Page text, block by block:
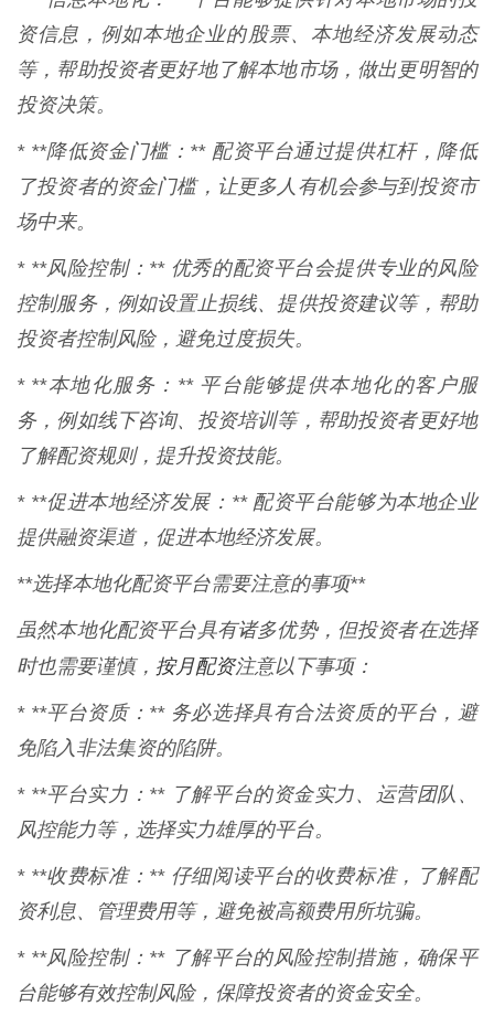
资信息，例如本地企业的股票、本地经济发展动态
等，帮助投资者更好地了解本地市场，做出更明智的
投资决策。
* **降低资金门槛：** 配资平台通过提供杠杆，降低
了投资者的资金门槛，让更多人有机会参与到投资市
场中来。
* **风险控制：** 优秀的配资平台会提供专业的风险
控制服务，例如设置止损线、提供投资建议等，帮助
投资者控制风险，避免过度损失。
* **本地化服务：** 平台能够提供本地化的客户服
务，例如线下咨询、投资培训等，帮助投资者更好地
了解配资规则，提升投资技能。
* **促进本地经济发展：** 配资平台能够为本地企业
提供融资渠道，促进本地经济发展。
**选择本地化配资平台需要注意的事项**
虽然本地化配资平台具有诸多优势，但投资者在选择
时也需要谨慎， 按月配资注意以下事项：
* **平台资质：** 务必选择具有合法资质的平台，避
免陷入非法集资的陷阱。
* **平台实力：** 了解平台的资金实力、运营团队、
风控能力等，选择实力雄厚的平台。
* **收费标准：** 仔细阅读平台的收费标准，了解配
资利息、管理费用等，避免被高额费用所坑骗。
* **风险控制：** 了解平台的风险控制措施，确保平
台能够有效控制风险，保障投资者的资金安全。